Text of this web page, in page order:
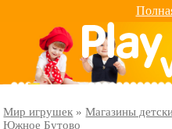
Мир игрушек »Магазины
Южное Бутово